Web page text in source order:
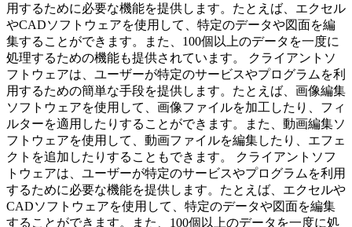
用するために必要な機能を提供します。たとえば、エクセル
やCADソフトウェアを使用して、特定のデータや図面を編
集することができます。また、100個以上のデータを一度に
処理するための機能も提供されています。 クライアントソ
フトウェアは、ユーザーが特定のサービスやプログラムを利
用するための簡単な手段を提供します。たとえば、画像編集
ソフトウェアを使用して、画像ファイルを加工したり、フィ
ルターを適用したりすることができます。また、動画編集ソ
フトウェアを使用して、動画ファイルを編集したり、エフェ
クトを追加したりすることもできます。 クライアントソフ
トウェアは、ユーザーが特定のサービスやプログラムを利用
するために必要な機能を提供します。たとえば、エクセルや
CADソフトウェアを使用して、特定のデータや図面を編集
することができます。また、100個以上のデータを一度に処